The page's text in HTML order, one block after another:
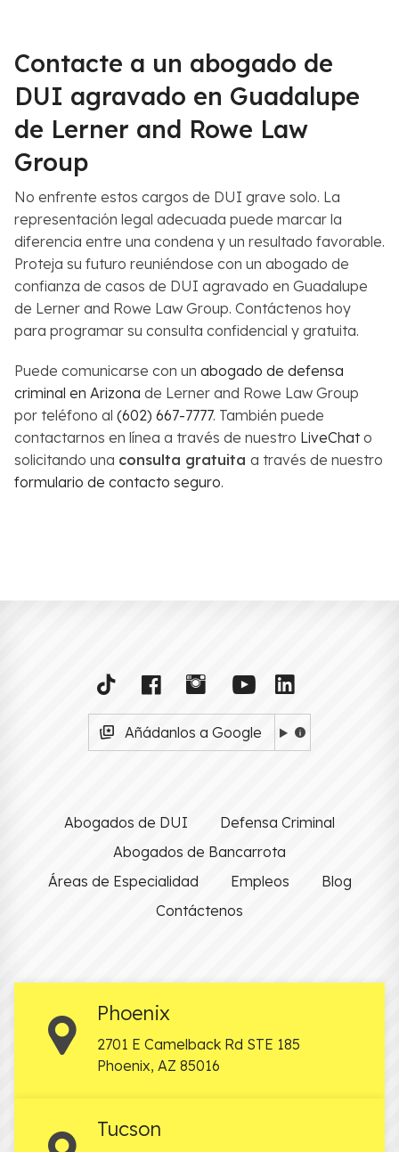
Contacte a un abogado de
DUI agravado en Guadalupe
de Lerner and Rowe Law
Group
No enfrente estos cargos de DUI grave solo. La
representación legal adecuada puede marcar la
diferencia entre una condena y un resultado favorable.
Proteja su futuro reuniéndose con un abogado de
confianza de casos de DUI agravado en Guadalupe
de Lerner and Rowe Law Group. Contáctenos hoy
para programar su consulta confidencial y gratuita.
Puede comunicarse con un abogado de defensa
criminal en Arizona de Lerner and Rowe Law Group
por teléfono al (602) 667-7777. También puede
contactarnos en línea a través de nuestro LiveChato
solicitando una consulta gratuita a través de nuestro
formulario de contacto seguro.
Añádanlos a Google
Abogados de DUI
Defensa Criminal
Abogados de Bancarrota
Áreas de Especialidad
Empleos
Blog
Contáctenos
Phoenix
2701 E Camelback Rd STE 185
Phoenix, AZ 85016
Tucson